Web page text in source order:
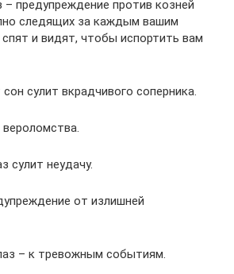
– предупреждение против козней
следящих за каждым вашим
и видят, чтобы испортить вам
сулит вкрадчивого соперника.
вероломства.
сулит неудачу.
от излишней
– к тревожным событиям.